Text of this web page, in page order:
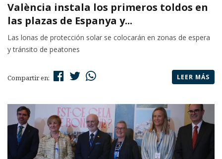
València instala los primeros toldos en
las plazas de Espanya y...
Las lonas de protección solar se colocarán en zonas de espera
y tránsito de peatones
Compartir en: LEER MÁS